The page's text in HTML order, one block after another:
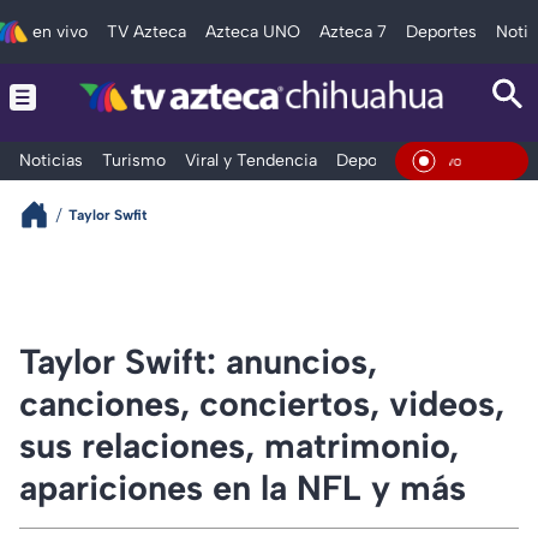
en vivo TV Azteca Azteca UNO Azteca 7 Deportes
Noticias Turismo Viral y Tendencia Deportes Espectáculos
En
Taylor Swfit
Taylor Swift: anuncios,
canciones, conciertos, videos,
sus relaciones, matrimonio,
apariciones en la NFL y más